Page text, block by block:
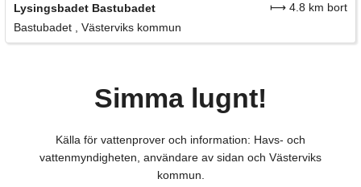
Lysingsbadet Bastubadet
⟼ 4.8 km bort
Bastubadet , Västerviks kommun
Simma lugnt!
Källa för vattenprover och information: Havs- och
vattenmyndigheten, användare av sidan och Västerviks
kommun.